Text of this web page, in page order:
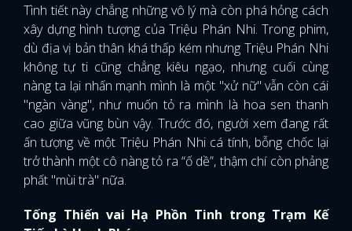
Tình tiết này chẳng những vô lý mà còn phá hỏng cách
xây dựng hình tượng của Triệu Phán Nhi. Trong phim,
dù địa vị bản thân khá thấp kém nhưng Triệu Phán Nhi
không tự ti cũng chẳng kiêu ngạo, nhưng cuối cùng
nàng ta lại nhấn mạnh mình là một "xử nữ" vẫn còn cái
"ngàn vàng", như muốn tỏ ra mình là hoa sen thanh
cao giữa vũng bùn vậy. Trước đó, người xem đang rất
ấn tượng về một Triệu Phán Nhi cá tính, bỗng chốc lại
trở thành một cô nàng tỏ ra “ố dề”, thậm chí còn phảng
phất "mùi trà" nữa.
Tống Thiến vai Hạ Phồn Tinh trong Trạm Kế